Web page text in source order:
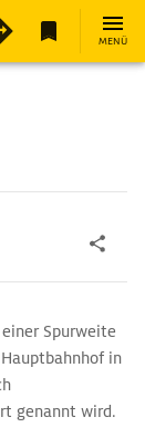
MENÜ
Spurweite
in
genannt wird.